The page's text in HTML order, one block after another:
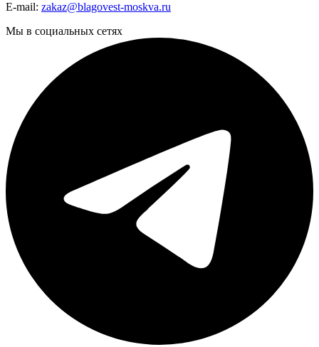
E-mail: zakaz@blagovest-moskva.ru
Мы в социальных сетях